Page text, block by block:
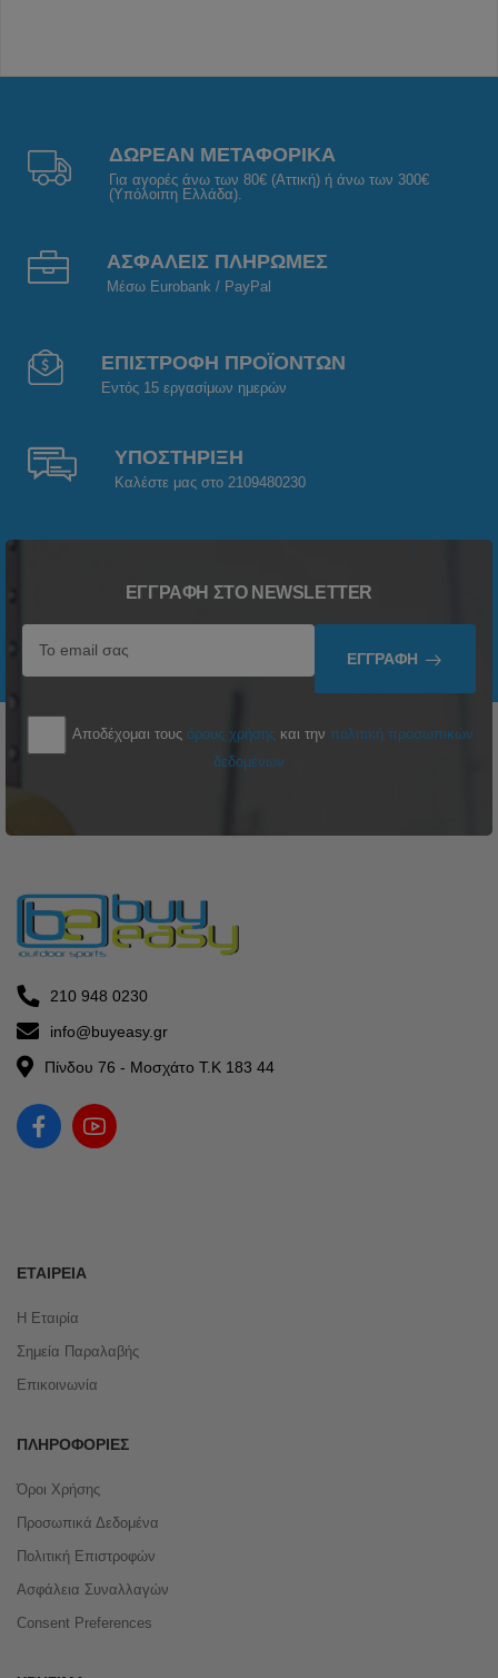
ΔΩΡΕΑΝ ΜΕΤΑΦΟΡΙΚΑ
Για αγορές άνω των 80€ (Αττική) ή άνω των 300€
(Υπόλοιπη Ελλάδα).
ΑΣΦΑΛΕΙΣ ΠΛΗΡΩΜΕΣ
Μέσω Eurobank / PayPal
ΕΠΙΣΤΡΟΦΗ ΠΡΟΪΟΝΤΩΝ
Εντός 15 εργασίμων ημερών
ΥΠΟΣΤΗΡΙΞΗ
Καλέστε μας στο 2109480230
ΕΓΓΡΑΦΉ ΣΤΟ NEWSLETTER
ΕΓΓΡΑΦΉ
Αποδέχομαι τους όρους χρήσης και την πολιτική προσωπικών
δεδομένων
210 948 0230
info@buyeasy.gr
Πίνδου 76 - Μοσχάτο Τ.Κ 183 44
ΕΤΑΙΡΕΊΑ
Η Εταιρία
Σημεία Παραλαβής
Επικοινωνία
ΠΛΗΡΟΦΟΡΊΕΣ
Όροι Χρήσης
Προσωπικά Δεδομένα
Πολιτική Επιστροφών
Ασφάλεια Συναλλαγών
Consent Preferences